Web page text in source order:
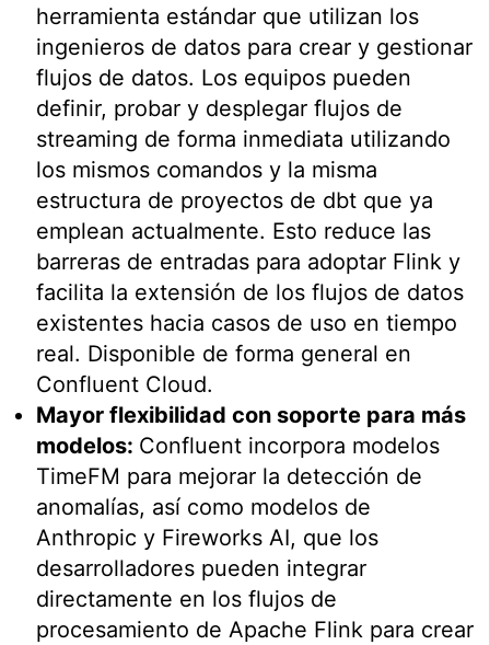
herramienta estándar que utilizan los
ingenieros de datos para crear y gestionar
flujos de datos. Los equipos pueden
definir, probar y desplegar flujos de
streaming de forma inmediata utilizando
los mismos comandos y la misma
estructura de proyectos de dbt que ya
emplean actualmente. Esto reduce las
barreras de entradas para adoptar Flink y
facilita la extensión de los flujos de datos
existentes hacia casos de uso en tiempo
real. Disponible de forma general en
Confluent Cloud.
Mayor flexibilidad con soporte para más
modelos: Confluent incorpora modelos
TimeFM para mejorar la detección de
anomalías, así como modelos de
Anthropic y Fireworks AI, que los
desarrolladores pueden integrar
directamente en los flujos de
procesamiento de Apache Flink para crear